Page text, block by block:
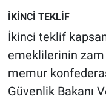
İKİNCİ TEKLİF
İkinci teklif
emeklilerinin zam
memur
Güvenlik Bakanı